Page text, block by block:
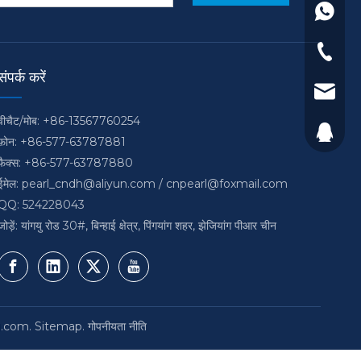
+86-
+86-
करें
मोब: +86-13567760254
+86-577-63787881
+86-577-63787880
pearl_cndh@aliyun.com / cnpearl@foxmail.com
524228043
यांगयु रोड 30#, बिन्हाई क्षेत्र, पिंगयांग शहर, झेजियांग पीआर चीन
. Sitemap. गोपनीयता नीति